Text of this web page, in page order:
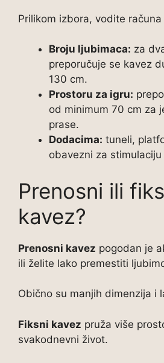
Prilikom izbora, vodite računa
Broju ljubimaca: za
preporučuje se kavez
130 cm.
Prostoru za igru:
od minimum 70 cm za
prase.
Dodacima: tuneli,
obavezni za
Prenosni ili
kavez?
Prenosni kavez pogodan je
ili želite lako premestiti
Obično su manjih dimenzija i
Fiksni kavez pruža više
svakodnevni život.